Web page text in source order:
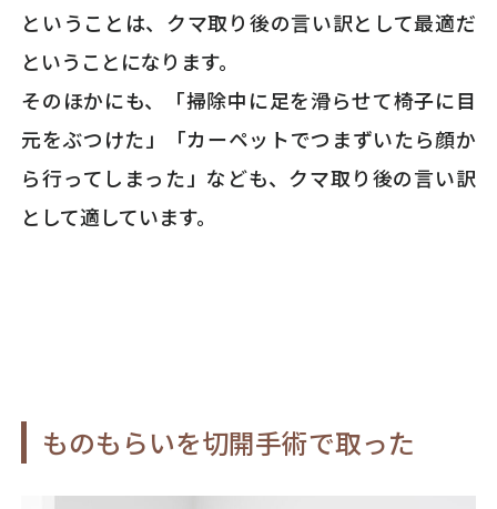
ということは、クマ取り後の言い訳として最適だ
ということになります。
そのほかにも、「掃除中に足を滑らせて椅子に目
元をぶつけた」「カーペットでつまずいたら顔か
ら行ってしまった」なども、クマ取り後の言い訳
として適しています。
ものもらいを切開手術で取った